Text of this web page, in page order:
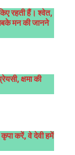
रहती हैं। श्वेत,
मन की जानने
क्षमा की
कृपा करें, वे देवी हमें